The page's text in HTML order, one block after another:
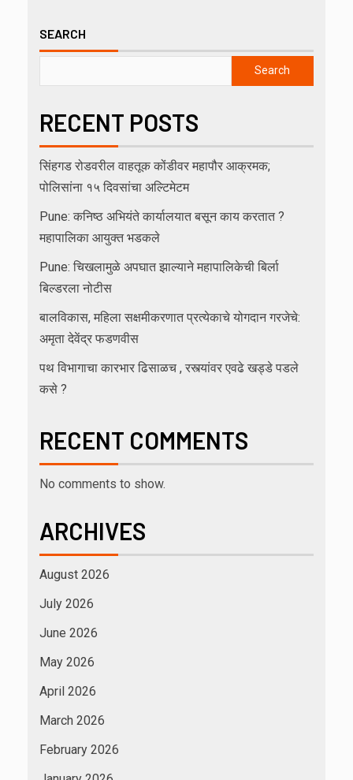
SEARCH
Search
RECENT POSTS
सिंहगड रोडवरील वाहतूक कोंडीवर महापौर आक्रमक;
पोलिसांना १५ दिवसांचा अल्टिमेटम
Pune: कनिष्ठ अभियंते कार्यालयात बसून काय करतात ?
महापालिका आयुक्त भडकले
Pune: चिखलामुळे अपघात झाल्याने महापालिकेची बिर्ला
बिल्डरला नोटीस
बालविकास, महिला सक्षमीकरणात प्रत्येकाचे योगदान गरजेचे:
अमृता देवेंद्र फडणवीस
पथ विभागाचा कारभार ढिसाळच , रस्त्यांवर एवढे खड्डे पडले
कसे ?
RECENT COMMENTS
No comments to show.
ARCHIVES
August 2026
July 2026
June 2026
May 2026
April 2026
March 2026
February 2026